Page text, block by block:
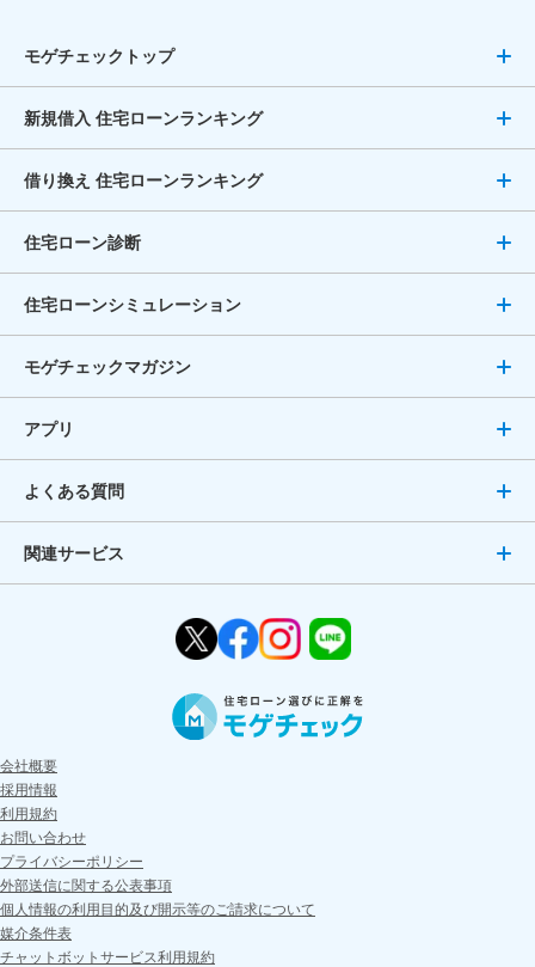
モゲチェックトップ
新規借入 住宅ローンランキング
借り換え 住宅ローンランキング
住宅ローン診断
住宅ローンシミュレーション
モゲチェックマガジン
アプリ
よくある質問
関連サービス
会社概要
採用情報
利用規約
お問い合わせ
プライバシーポリシー
外部送信に関する公表事項
個人情報の利用目的及び開示等のご請求について
媒介条件表
チャットボットサービス利用規約